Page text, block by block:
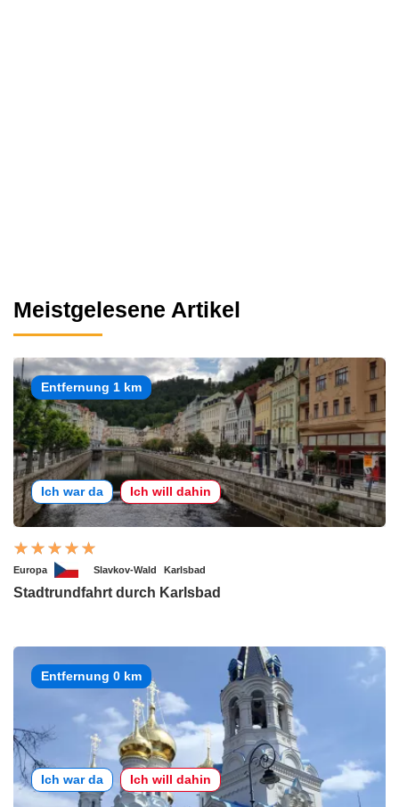
Meistgelesene Artikel
Entfernung 1 km
Ich war da Ich will dahin
Europa Slavkov-Wald Karlsbad
Stadtrundfahrt durch Karlsbad
Entfernung 0 km
Ich war da Ich will dahin